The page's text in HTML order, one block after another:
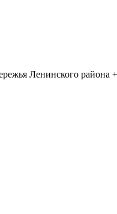
Ленинского района